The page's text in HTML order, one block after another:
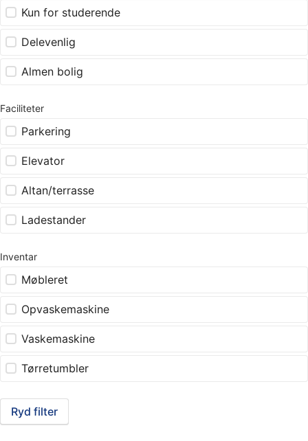
Kun for studerende
Delevenlig
Almen bolig
Faciliteter
Parkering
Elevator
Altan/terrasse
Ladestander
Inventar
Møbleret
Opvaskemaskine
Vaskemaskine
Tørretumbler
Ryd filter